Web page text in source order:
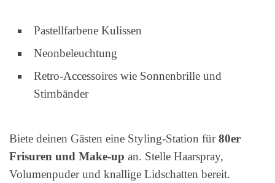
Pastellfarbene Kulissen
Neonbeleuchtung
Retro-Accessoires wie Sonnenbrille und
Stirnbänder
Biete deinen Gästen eine Styling-Station für80er
Frisuren und Make-up an. Stelle Haarspray,
Volumenpuder und knallige Lidschatten bereit.